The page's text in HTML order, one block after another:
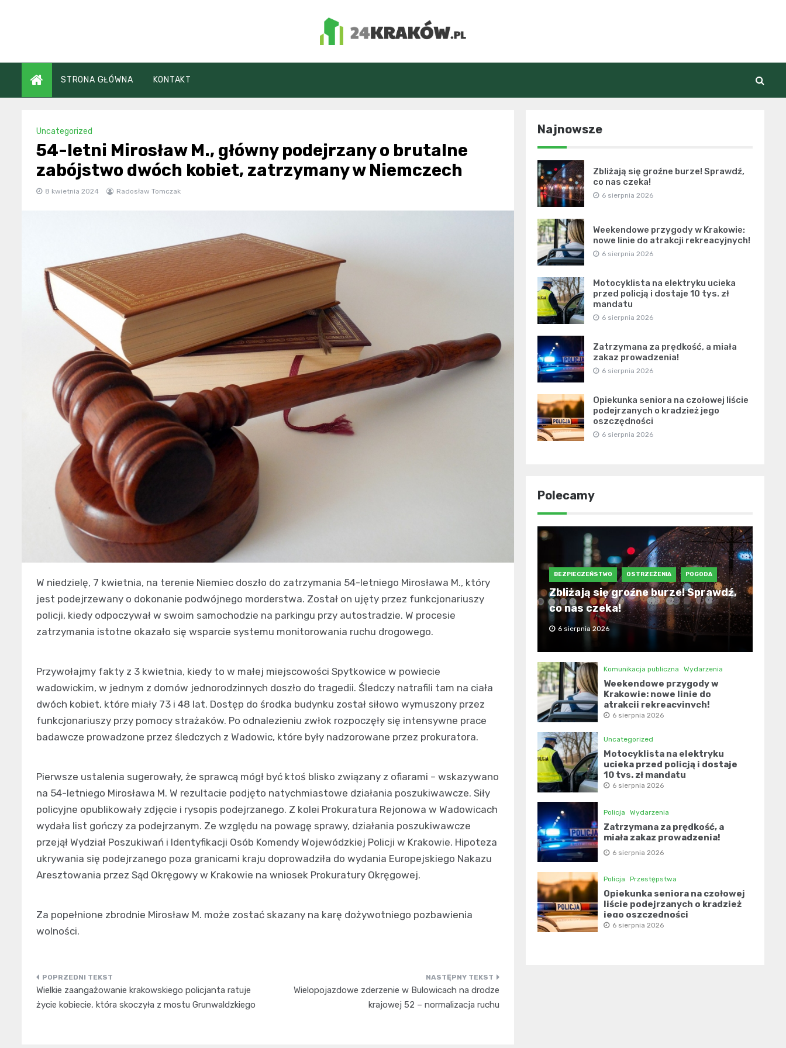
24Kraków.pl
STRONA GŁÓWNA KONTAKT
Uncategorized
54-letni Mirosław M., główny podejrzany o brutalne
zabójstwo dwóch kobiet, zatrzymany w Niemczech
8 kwietnia 2024 Radosław Tomczak
W niedzielę, 7 kwietnia, na terenie Niemiec doszło do zatrzymania 54-letniego Mirosława M., który
jest podejrzewany o dokonanie podwójnego morderstwa. Został on ujęty przez funkcjonariuszy
policji, kiedy odpoczywał w swoim samochodzie na parkingu przy autostradzie. W procesie
zatrzymania istotne okazało się wsparcie systemu monitorowania ruchu drogowego.
Przywołajmy fakty z 3 kwietnia, kiedy to w małej miejscowości Spytkowice w powiecie
wadowickim, w jednym z domów jednorodzinnych doszło do tragedii. Śledczy natrafili tam na ciała
dwóch kobiet, które miały 73 i 48 lat. Dostęp do środka budynku został siłowo wymuszony przez
funkcjonariuszy przy pomocy strażaków. Po odnalezieniu zwłok rozpoczęły się intensywne prace
badawcze prowadzone przez śledczych z Wadowic, które były nadzorowane przez prokuratora.
Pierwsze ustalenia sugerowały, że sprawcą mógł być ktoś blisko związany z ofiarami – wskazywano
na 54-letniego Mirosława M. W rezultacie podjęto natychmiastowe działania poszukiwawcze. Siły
policyjne opublikowały zdjęcie i rysopis podejrzanego. Z kolei Prokuratura Rejonowa w Wadowicach
wydała list gończy za podejrzanym. Ze względu na powagę sprawy, działania poszukiwawcze
przejął Wydział Poszukiwań i Identyfikacji Osób Komendy Wojewódzkiej Policji w Krakowie. Hipoteza
ukrywania się podejrzanego poza granicami kraju doprowadziła do wydania Europejskiego Nakazu
Aresztowania przez Sąd Okręgowy w Krakowie na wniosek Prokuratury Okręgowej.
Za popełnione zbrodnie Mirosław M. może zostać skazany na karę dożywotniego pozbawienia
wolności.
Nawigacja
wpisu
Wielkie zaangażowanie krakowskiego policjanta ratuje
życie kobiecie, która skoczyła z mostu Grunwaldzkiego
Wielopojazdowe zderzenie w Bulowicach na drodze
krajowej 52 – normalizacja ruchu
Najnowsze
Zbliżają się groźne burze! Sprawdź,
co nas czeka!
6 sierpnia 2026
Weekendowe przygody w Krakowie:
nowe linie do atrakcji rekreacyjnych!
6 sierpnia 2026
Motocyklista na elektryku ucieka
przed policją i dostaje 10 tys. zł
mandatu
6 sierpnia 2026
Zatrzymana za prędkość, a miała
zakaz prowadzenia!
6 sierpnia 2026
Opiekunka seniora na czołowej liście
podejrzanych o kradzież jego
oszczędności
6 sierpnia 2026
Polecamy
BEZPIECZEŃSTWO OSTRZEŻENIA POGODA
Zbliżają się groźne burze! Sprawdź,
co nas czeka!
6 sierpnia 2026
Komunikacja publiczna Wydarzenia
Weekendowe przygody w
Krakowie: nowe linie do
atrakcji rekreacyjnych!
6 sierpnia 2026
Uncategorized
Motocyklista na elektryku
ucieka przed policją i dostaje
10 tys. zł mandatu
6 sierpnia 2026
Policja Wydarzenia
Zatrzymana za prędkość, a
miała zakaz prowadzenia!
6 sierpnia 2026
Policja Przestępstwa
Opiekunka seniora na czołowej
liście podejrzanych o kradzież
jego oszczędności
6 sierpnia 2026